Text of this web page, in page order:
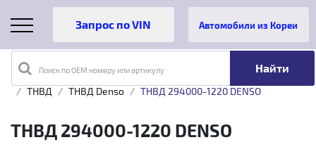
Поиск по OEM номеру или артикулу
Автомобили из Кореи
Главная Каталог товаров
Топливная аппаратура
ТНВД
ТНВД Denso ТНВД 294000-1220 DENSO
ТНВД 294000-1220 DENSO